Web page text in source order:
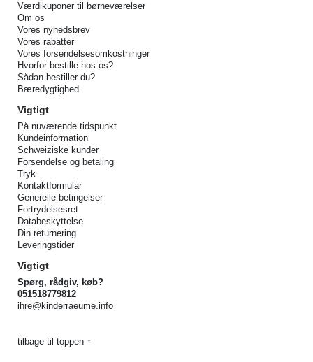
Værdikuponer til børneværelser
Om os
Vores nyhedsbrev
Vores rabatter
Vores forsendelsesomkostninger
Hvorfor bestille hos os?
Sådan bestiller du?
Bæredygtighed
Vigtigt
På nuværende tidspunkt
Kundeinformation
Schweiziske kunder
Forsendelse og betaling
Tryk
Kontaktformular
Generelle betingelser
Fortrydelsesret
Databeskyttelse
Din returnering
Leveringstider
Vigtigt
Spørg, rådgiv, køb?
051518779812
ihre@kinderraeume.info
tilbage til toppen ↑